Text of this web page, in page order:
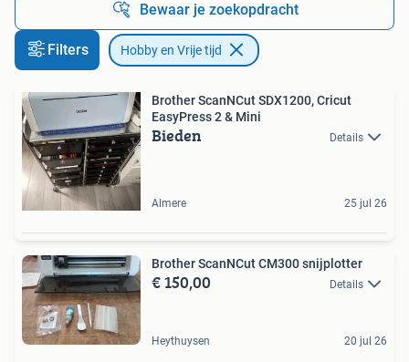
Bewaar je zoekopdracht
Filters Hobby en Vrije tijd
Brother ScanNCut SDX1200, Cricut
EasyPress 2 & Mini
Bieden Details
Almere 25 jul 26
Brother ScanNCut CM300 snijplotter
€ 150,00 Details
Heythuysen 20 jul 26